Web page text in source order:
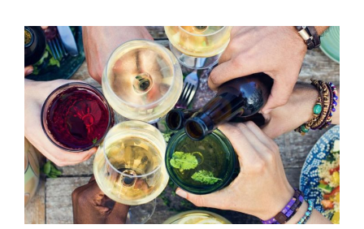
–
Chiel
Culinair
Gezellige borrel in onze Woonkamer